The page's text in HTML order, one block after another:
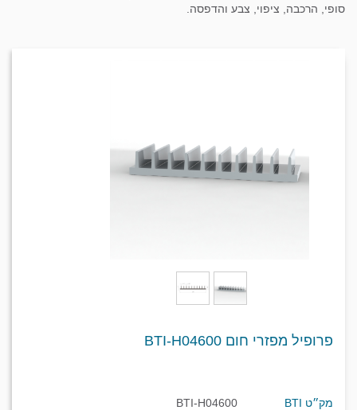
סופי, הרכבה, ציפוי, צבע והדפסה.
פרופיל מפזרי חום BTI-H04600
מק״ט BTI
BTI-H04600